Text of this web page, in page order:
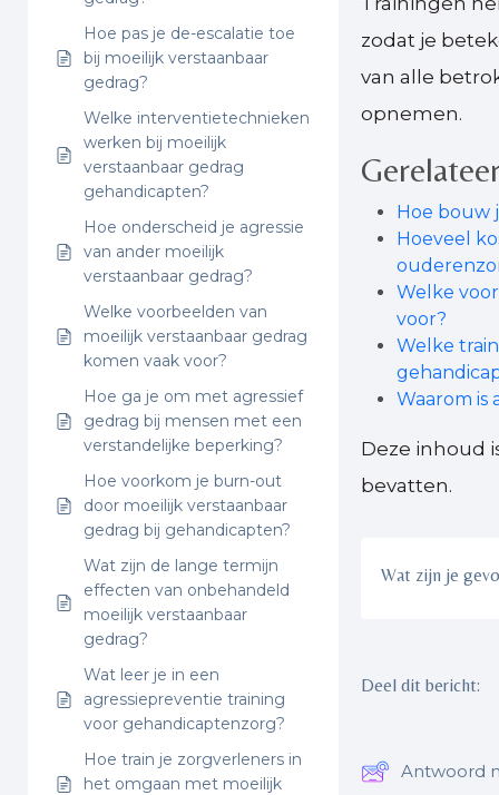
Hoe pas je de-escalatie toe
bij moeilijk verstaanbaar
gedrag?
Welke interventietechnieken
werken bij moeilijk
verstaanbaar gedrag
gehandicapten?
Hoe onderscheid je agressie
van ander moeilijk
verstaanbaar gedrag?
Welke voorbeelden van
moeilijk verstaanbaar gedrag
komen vaak voor?
Hoe ga je om met agressief
gedrag bij mensen met een
verstandelijke beperking?
Hoe voorkom je burn-out
door moeilijk verstaanbaar
gedrag bij gehandicapten?
Wat zijn de lange termijn
effecten van onbehandeld
moeilijk verstaanbaar
gedrag?
Wat leer je in een
agressiepreventie training
voor gehandicaptenzorg?
Hoe train je zorgverleners in
het omgaan met moeilijk
zodat je
van alle
opnemen.
Hoe bouw
Hoeveel
Welke
voor?
Welke
Waarom is
Deze inhoud
bevatten.
Wat zijn je
Deel dit bericht:
Antwoord